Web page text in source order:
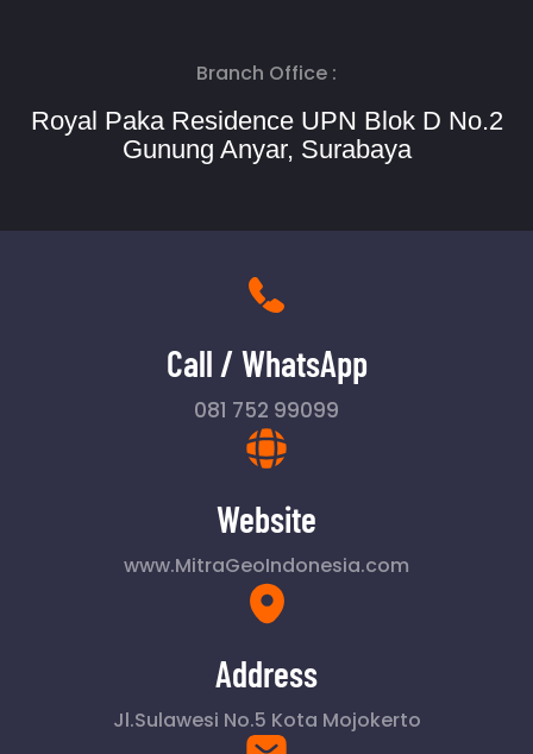
Branch Office :
Royal Paka Residence UPN Blok D No.2
Gunung Anyar, Surabaya
Call / WhatsApp
081 752 99099
Website
www.MitraGeoIndonesia.com
Address
Jl.Sulawesi No.5 Kota Mojokerto